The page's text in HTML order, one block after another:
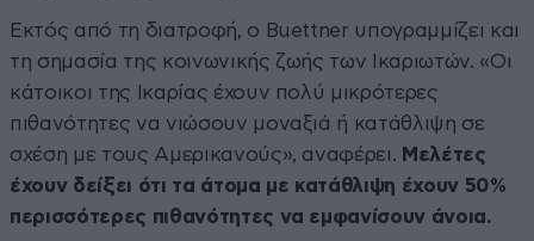
Εκτός από τη διατροφή, ο Buettner υπογραμμίζει και
τη σημασία της κοινωνικής ζωής των Ικαριωτών. «Οι
κάτοικοι της Ικαρίας έχουν πολύ μικρότερες
πιθανότητες να νιώσουν μοναξιά ή κατάθλιψη σε
σχέση με τους Αμερικανούς», αναφέρει. Μελέτες
έχουν δείξει ότι τα άτομα με κατάθλιψη έχουν 50%
περισσότερες πιθανότητες να εμφανίσουν άνοια.